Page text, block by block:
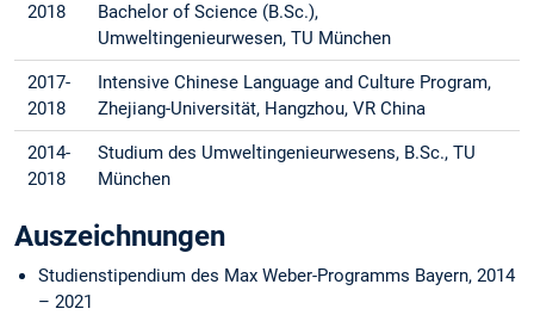
2018
Bachelor of Science (B.Sc.),
Umweltingenieurwesen, TU München
2017-
2018
Intensive Chinese Language and Culture Program,
Zhejiang-Universität, Hangzhou, VR China
2014-
2018
Studium des Umweltingenieurwesens, B.Sc., TU
München
Auszeichnungen
Studienstipendium des Max Weber-Programms Bayern, 2014
– 2021